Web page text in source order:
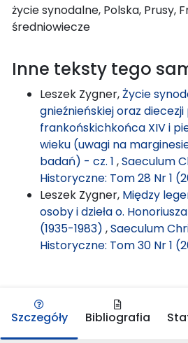
życie synodalne, Polska, Prusy,
średniowiecze
Inne teksty tego
Leszek Zygner,Życie
gnieźnieńskiej oraz
frankońskichkońca XIV i
wieku (uwagi na
badań) - cz. 1 ,Saeculum
Historyczne: Tom 28 Nr 1
Leszek Zygner, Między
osoby i dzieła o.
(1935-1983) ,Saeculum
Historyczne: Tom 30 Nr 1
Szczegóły Bibliografia